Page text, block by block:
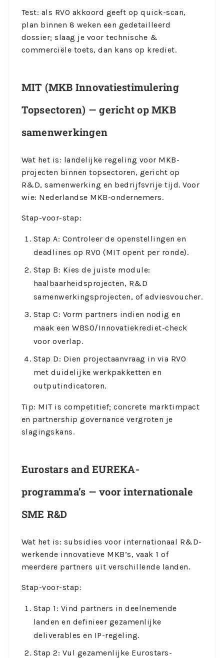
Test: als RVO akkoord geeft op quick-scan,
plan binnen 8 weken een gedetailleerd
dossier; slaag je voor technische &
commerciële toets, dan kans op krediet.
MIT (MKB Innovatiestimulering
Topsectoren) — gericht op MKB
samenwerkingen
Wat het is: landelijke regeling voor MKB-
projecten binnen topsectoren, gericht op
R&D, samenwerking en bedrijfsvrije tijd. Voor
wie: Nederlandse MKB-ondernemers.
Stap-voor-stap:
Stap A: Controleer de openstellingen en
deadlines op RVO (MIT opent per ronde).
Stap B: Kies de juiste module:
haalbaarheidsprojecten, R&D
samenwerkingsprojecten, of adviesvoucher.
Stap C: Vorm partners indien nodig en
maak een WBSO/Innovatiekrediet-check
voor overlap.
Stap D: Dien projectaanvraag in via RVO
met duidelijke werkpakketten en
outputindicatoren.
Tip: MIT is competitief; concrete marktimpact
en partnership governance vergroten je
slagingskans.
Eurostars and EUREKA-
programma’s — voor internationale
SME R&D
Wat het is: subsidies voor internationaal R&D-
werkende innovatieve MKB’s, vaak 1 of
meerdere partners uit verschillende landen.
Stap-voor-stap:
Stap 1: Vind partners in deelnemende
landen en definieer gezamenlijke
deliverables en IP-regeling.
Stap 2: Vul gezamenlijke Eurostars-